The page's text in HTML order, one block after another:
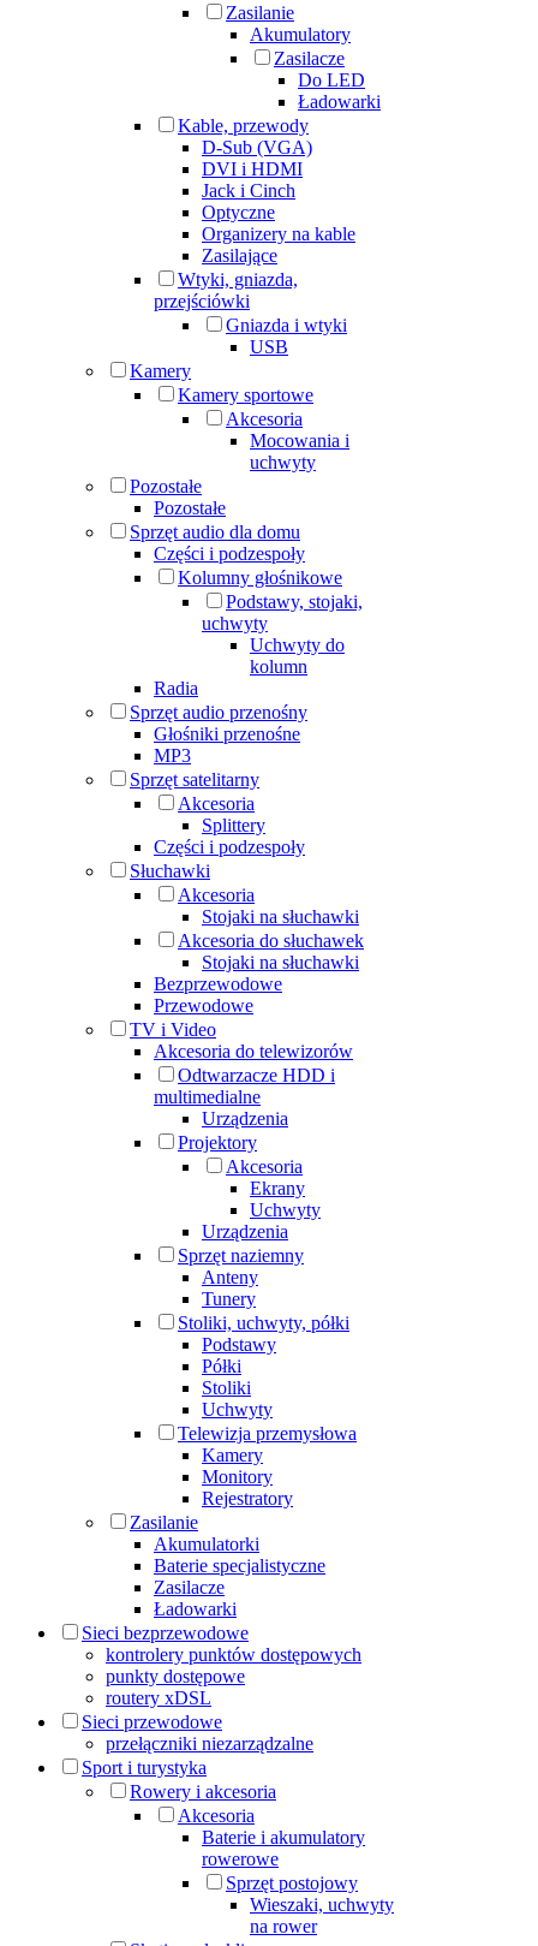
Zasilanie
Akumulatory
Zasilacze
Do LED
Ładowarki
Kable, przewody
D-Sub (VGA)
DVI i HDMI
Jack i Cinch
Optyczne
Organizery na kable
Zasilające
Wtyki, gniazda,
przejściówki
Gniazda i wtyki
USB
Kamery
Kamery sportowe
Akcesoria
Mocowania i
uchwyty
Pozostałe
Pozostałe
Sprzęt audio dla domu
Części i podzespoły
Kolumny głośnikowe
Podstawy, stojaki,
uchwyty
Uchwyty do
kolumn
Radia
Sprzęt audio przenośny
Głośniki przenośne
MP3
Sprzęt satelitarny
Akcesoria
Splittery
Części i podzespoły
Słuchawki
Akcesoria
Stojaki na słuchawki
Akcesoria do słuchawek
Stojaki na słuchawki
Bezprzewodowe
Przewodowe
TV i Video
Akcesoria do telewizorów
Odtwarzacze HDD i
multimedialne
Urządzenia
Projektory
Akcesoria
Ekrany
Uchwyty
Urządzenia
Sprzęt naziemny
Anteny
Tunery
Stoliki, uchwyty, półki
Podstawy
Półki
Stoliki
Uchwyty
Telewizja przemysłowa
Kamery
Monitory
Rejestratory
Zasilanie
Akumulatorki
Baterie specjalistyczne
Zasilacze
Ładowarki
Sieci bezprzewodowe
kontrolery punktów dostępowych
punkty dostępowe
routery xDSL
Sieci przewodowe
przełączniki niezarządzalne
Sport i turystyka
Rowery i akcesoria
Akcesoria
Baterie i akumulatory
rowerowe
Sprzęt postojowy
Wieszaki, uchwyty
na rower